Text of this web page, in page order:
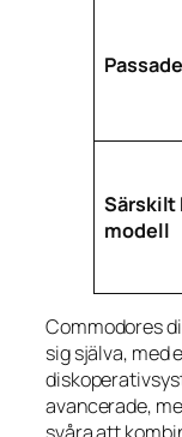
Särskilt
modell
Commodores
sig själva, med
avancerade,